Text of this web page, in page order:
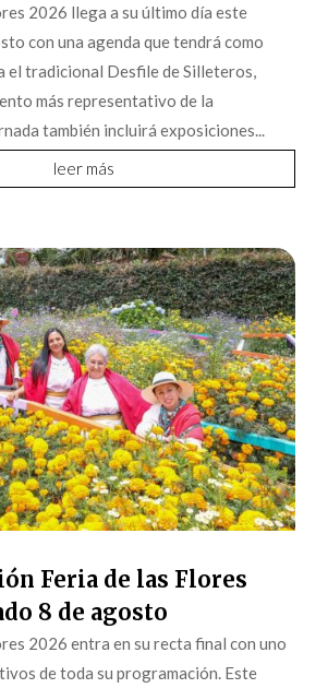
2026 llega a su último día este
con una agenda que tendrá como
el tradicional Desfile de Silleteros,
más representativo de la
también incluirá exposiciones...
leer más
Feria de las Flores
8 de agosto
2026 entra en su recta final con uno
de toda su programación. Este